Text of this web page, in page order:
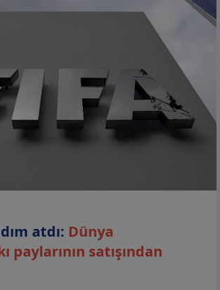
atdı: Dünya
paylarının satışından